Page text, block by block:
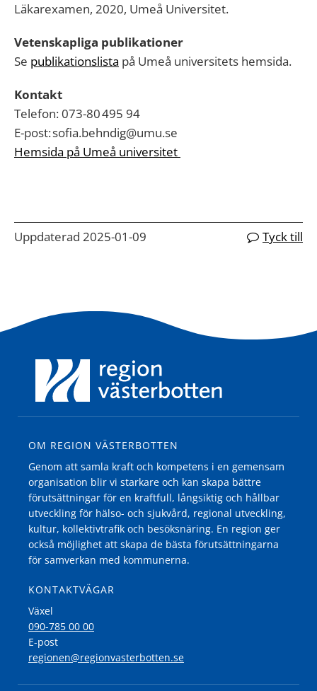
Läkarexamen, 2020, Umeå Universitet.
Vetenskapliga publikationer
Se publikationslista på Umeå universitets hemsida.
Kontakt
Telefon:073-80 495 94
E-post:sofia.behndig@umu.se
Hemsida på Umeå universitet
Uppdaterad 2025-01-09 Tyck till
OM REGION VÄSTERBOTTEN
Genom att samla kraft och kompetens i en gemensam
organisation blir vi starkare och kan skapa bättre
förutsättningar för en kraftfull, långsiktig och hållbar
utveckling för hälso- och sjukvård, regional utveckling,
kultur, kollektivtrafik och besöksnäring. En region ger
också möjlighet att skapa de bästa förutsättningarna
för samverkan med kommunerna.
KONTAKTVÄGAR
Växel
090-785 00 00
E-post
regionen@regionvasterbotten.se